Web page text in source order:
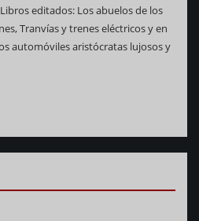
editados: Los abuelos de los
Tranvías y trenes eléctricos y en
automóviles aristócratas lujosos y